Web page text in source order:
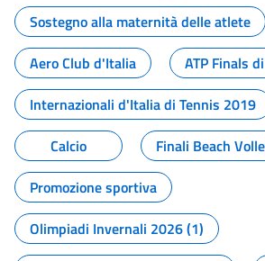
Sostegno alla maternità delle atlete
Aero Club d'Italia
ATP Finals
Internazionali d'Italia di Tennis 2019
Calcio
Finali Beach
Promozione sportiva
Olimpiadi Invernali 2026 (1)